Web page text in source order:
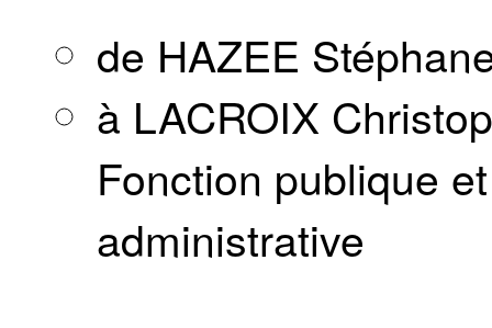
de HAZEE
à LACROIX
Fonction publique
administrative